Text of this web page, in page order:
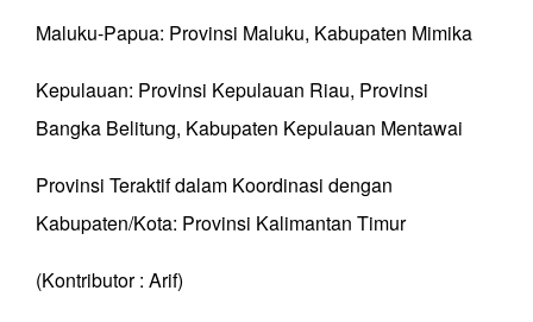
Maluku-Papua: Provinsi Maluku, Kabupaten Mimika
Kepulauan: Provinsi Kepulauan Riau, Provinsi
Bangka Belitung, Kabupaten Kepulauan Mentawai
Provinsi Teraktif dalam Koordinasi dengan
Kabupaten/Kota: Provinsi Kalimantan Timur
(Kontributor : Arif)